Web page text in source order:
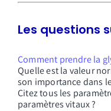
Les questions
Comment prendre la
Quelle est la valeur
son importance dans
Citez tous les
paramètres vitaux ?